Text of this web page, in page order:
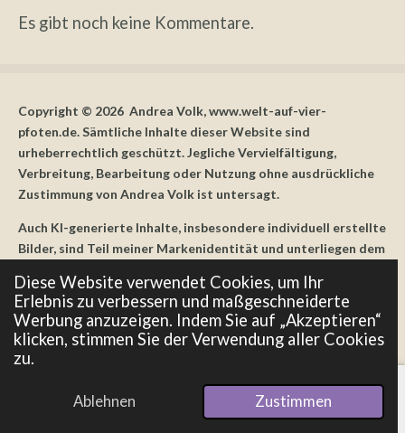
Diese Website verwendet Cookies, um Ihr
Erlebnis zu verbessern und maßgeschneiderte
Werbung anzuzeigen. Indem Sie auf „Akzeptieren“
klicken, stimmen Sie der Verwendung aller Cookies
zu.
Ablehnen Zustimmen
Es gibt noch keine Kommentare.
Copyright © 2026 Andrea Volk, www.welt-auf-vier-
pfoten.de. Sämtliche Inhalte dieser Website sind
urheberrechtlich geschützt. Jegliche Vervielfältigung,
Verbreitung, Bearbeitung oder Nutzung ohne ausdrückliche
Zustimmung von Andrea Volk ist untersagt.
Auch KI-generierte Inhalte, insbesondere individuell erstellte
Bilder, sind Teil meiner Markenidentität und unterliegen dem
Weiterverbreitung – auch in Teilen – ist ohne meine
ausdrückliche Zustimmung untersagt.
All content on this website, including AI-generated visuals
created specifically for this site, is protected under copyright
law. Unauthorized use, reproduction or redistribution – even
partially – is strictly prohibited without prior written
E-Mail Pinterest